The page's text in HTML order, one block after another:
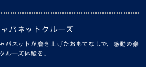
ャパネットクルーズ
パネットが磨き上げたおもてなしで、感動の豪
ルーズ体験を。